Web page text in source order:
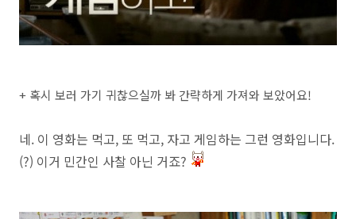
+ 혹시 보러 가기 귀찮으실까 봐 간략하게 가져와 보았어요!
네. 이 영화는 먹고, 또 먹고, 자고 게임하는 그런 영화입니다.
(?) 이거 민간인 사찰 아닌 거죠?